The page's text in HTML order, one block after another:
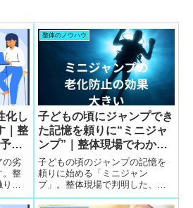
化し
｜整
の劣
。整
続
ない
整体のノウハウ
子どもの頃にジャンプでき
た記憶を頼りに“ミニジャ
ンプ”｜整体現場でわかっ
た足腰を守る最小の運動習
慣
子どもの頃のジャンプの記憶を
頼りに始める「ミニジャン
プ」。整体現場で判明した、転
倒予防・足腰の強化・高齢者で